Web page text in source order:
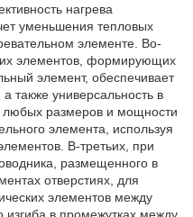
нагрева
уменьшения тепловых
элементе. Во-
элементов, формирующих
элемент, обеспечивает
также универсальность в
размеров и мощности
элемента, используя
В-третьих, при
размещенного в
отверстиях, для
элементов между